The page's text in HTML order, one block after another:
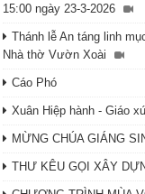
15:00 ngày 23-3-2026
Thánh lễ An táng linh
Nhà thờ Vườn Xoài
Cáo Phó
Xuân Hiệp hành - Giáo
MỪNG CHÚA GIÁNG
THƯ KÊU GỌI XÂY